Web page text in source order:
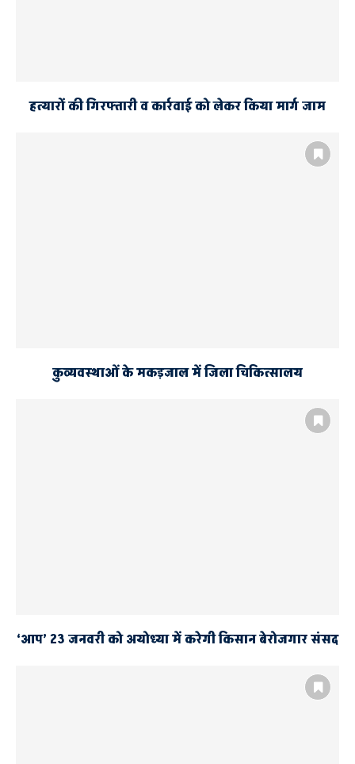
हत्यारों की गिरफ्तारी व कार्रवाई को लेकर किया मार्ग जाम
कुव्यवस्थाओं के मकड़जाल में जिला चिकित्सालय
‘आप’ 23 जनवरी को अयोध्या में करेगी किसान बेरोजगार संसद